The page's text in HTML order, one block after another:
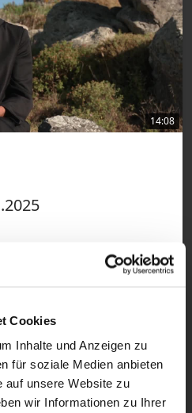
Cookies
Inhalte und Anzeigen zu
für soziale Medien anbieten
auf unsere Website zu
wir Informationen zu Ihrer
14:08